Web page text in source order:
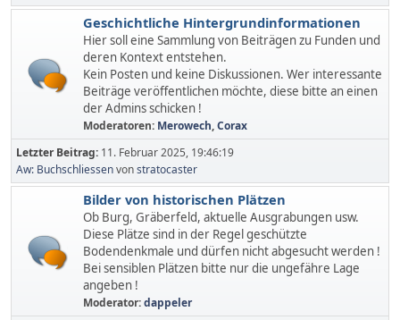
Geschichtliche Hintergrundinformationen
Hier soll eine Sammlung von Beiträgen zu Funden und
deren Kontext entstehen.
Kein Posten und keine Diskussionen. Wer interessante
Beiträge veröffentlichen möchte, diese bitte an einen
der Admins schicken !
Moderatoren: Merowech,Corax
Letzter Beitrag: 11. Februar 2025, 19:46:19
Aw: Buchschliessenvonstratocaster
Bilder von historischen Plätzen
Ob Burg, Gräberfeld, aktuelle Ausgrabungen usw.
Diese Plätze sind in der Regel geschützte
Bodendenkmale und dürfen nicht abgesucht werden !
Bei sensiblen Plätzen bitte nur die ungefähre Lage
angeben !
Moderator:dappeler